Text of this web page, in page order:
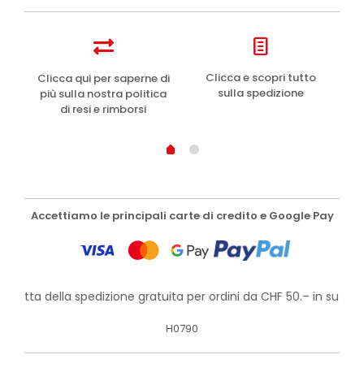
spray
Clicca qui per saperne di
più sulla nostra politica
di resi e rimborsi
Clicca e scopri tutto
sulla spedizione
Accettiamo le principali carte di credito e Google Pay
della spedizione gratuita per ordini da CHF 50.– in su!
H0790